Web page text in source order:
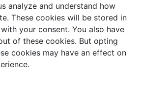
analyze and understand how
These cookies will be stored in
your consent. You also have
of these cookies. But opting
cookies may have an effect on